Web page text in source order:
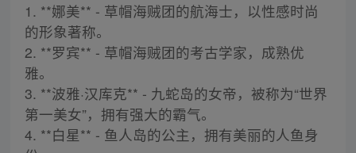
1. **娜美** - 草帽海贼团的航海士，以性感时尚
的形象著称。
2. **罗宾** - 草帽海贼团的考古学家，成熟优
雅。
3. **波雅·汉库克** - 九蛇岛的女帝，被称为“世界
第一美女”，拥有强大的霸气。
4. **白星** - 鱼人岛的公主，拥有美丽的人鱼身